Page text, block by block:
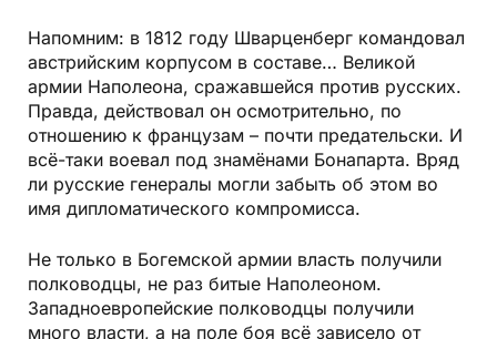
Напомним: в 1812 году Шварценберг командовал
австрийским корпусом в составе… Великой
армии Наполеона, сражавшейся против русских.
Правда, действовал он осмотрительно, по
отношению к французам – почти предательски. И
всё-таки воевал под знамёнами Бонапарта. Вряд
ли русские генералы могли забыть об этом во
имя дипломатического компромисса.
Не только в Богемской армии власть получили
полководцы, не раз битые Наполеоном.
Западноевропейские полководцы получили
много власти, а на поле боя всё зависело от